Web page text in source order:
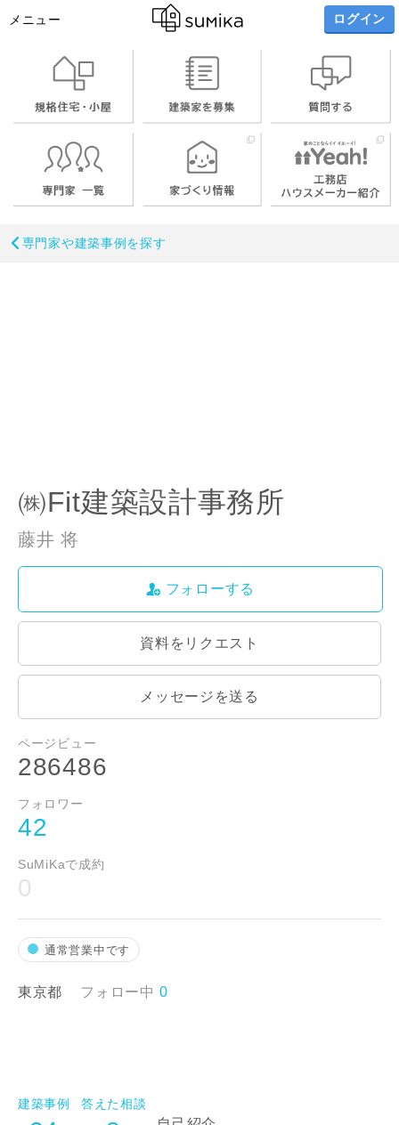
メニュー ログイン
専門家や建築事例を探す
㈱Fit建築設計事務所
藤井 将
フォローする
資料をリクエスト
メッセージを送る
ページビュー
286486
フォロワー
42
SuMiKaで成約
0
通常営業中です
東京都 フォロー中 0
建築事例 答えた相談
お名前
ご住所
郵便番号
都道府県
町名